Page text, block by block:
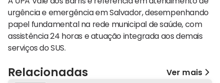
urgência e emergência em Salvador, desempenhando
papel fundamental na rede municipal de saúde, com
assistência 24 horas e atuação integrada aos demais
serviços do SUS.
Relacionadas Ver mais